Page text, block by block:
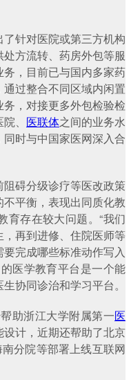
针对医院或第三方机构
方流转、药房外包等服
，目前已与国内多家药
过整合不同区域内闲置
，对接更多外包检验检
、 医联体之间的业务水
时与中国家医网深入合
碍分级诊疗等医改政策
平衡，表现出同质化教
育存在较大问题。“我们
再到进修、住院医师等
完成哪些标准动作写入
医学教育平台是一个能
协同诊治和学习平台。
助浙江大学附属第一医
计，近期还帮助了北京
分院等部署上线互联网